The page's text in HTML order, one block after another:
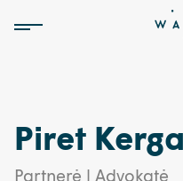
Piret
Partnerė | Advokatė